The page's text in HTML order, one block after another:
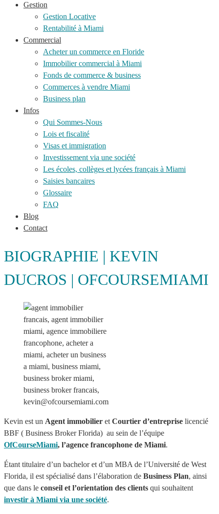
Gestion
Gestion Locative
Rentabilité à Miami
Commercial
Acheter un commerce en Floride
Immobilier commercial à Miami
Fonds de commerce & business
Commerces à vendre Miami
Business plan
Infos
Qui Sommes-Nous
Lois et fiscalité
Visas et immigration
Investissement via une société
Les écoles, collèges et lycées français à Miami
Saisies bancaires
Glossaire
FAQ
Blog
Contact
BIOGRAPHIE | KEVIN
DUCROS | OFCOURSEMIAMI
kevin@ofcoursemiami.com
Kevin est un Agent immobilier et Courtier d’entreprise licencié
BBF ( Business Broker Florida) au sein de l’équipe
OfCourseMiami, l’agence francophone de Miami.
Étant titulaire d’un bachelor et d’un MBA de l’Université de West
Florida, il est spécialisé dans l’élaboration de Business Plan, ainsi
que dans le conseil et l’orientation des clients qui souhaitent
investir à Miami via une société.